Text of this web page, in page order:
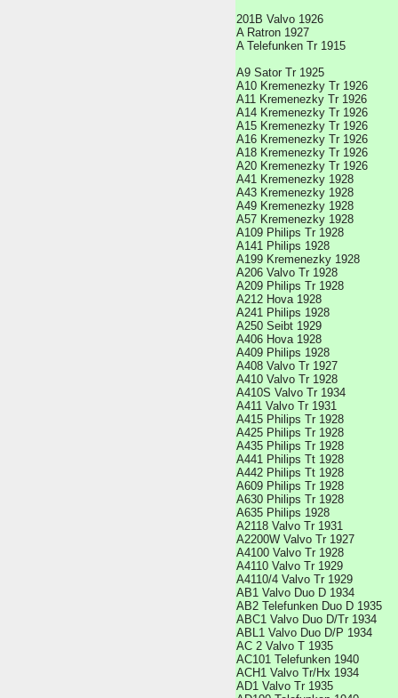
201B Valvo 1926
A Ratron 1927
A Telefunken Tr 1915
A9 Sator Tr 1925
A10 Kremenezky Tr 1926
A11 Kremenezky Tr 1926
A14 Kremenezky Tr 1926
A15 Kremenezky Tr 1926
A16 Kremenezky Tr 1926
A18 Kremenezky Tr 1926
A20 Kremenezky Tr 1926
A41 Kremenezky 1928
A43 Kremenezky 1928
A49 Kremenezky 1928
A57 Kremenezky 1928
A109 Philips Tr 1928
A141 Philips 1928
A199 Kremenezky 1928
A206 Valvo Tr 1928
A209 Philips Tr 1928
A212 Hova 1928
A241 Philips 1928
A250 Seibt 1929
A406 Hova 1928
A409 Philips 1928
A408 Valvo Tr 1927
A410 Valvo Tr 1928
A410S Valvo Tr 1934
A411 Valvo Tr 1931
A415 Philips Tr 1928
A425 Philips Tr 1928
A435 Philips Tr 1928
A441 Philips Tt 1928
A442 Philips Tt 1928
A609 Philips Tr 1928
A630 Philips Tr 1928
A635 Philips 1928
A2118 Valvo Tr 1931
A2200W Valvo Tr 1927
A4100 Valvo Tr 1928
A4110 Valvo Tr 1929
A4110/4 Valvo Tr 1929
AB1 Valvo Duo D 1934
AB2 Telefunken Duo D 1935
ABC1 Valvo Duo D/Tr 1934
ABL1 Valvo Duo D/P 1934
AC 2 Valvo T 1935
AC101 Telefunken 1940
ACH1 Valvo Tr/Hx 1934
AD1 Valvo Tr 1935